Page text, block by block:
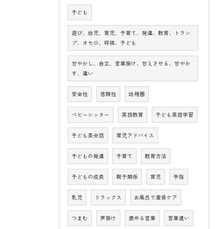
子ども
遊び、幼児、育児、子育て、発達、教育、トラン
プ、オセロ、将棋、子ども
甘やかし、自立、言葉掛け、甘えさせる、甘やか
す、違い
安全性 信頼性 幼稚園
ベビーシッター 英語教育 子ども英語学習
子ども英会話 育児アドバイス
子どもの発達 子育て 教育方法
子どもの成長 親子関係 育児 手指
乳児 リラックス お風呂で産後ケア
つまむ 声掛け 褒める言葉 言葉遣い